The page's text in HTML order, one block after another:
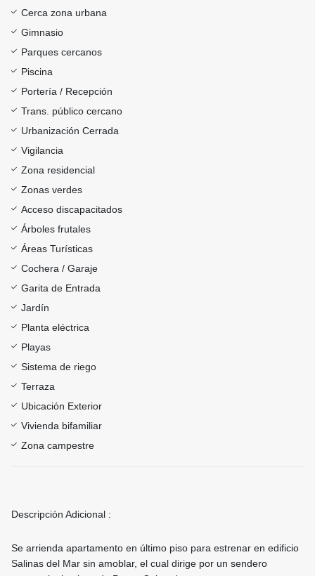
Cerca zona urbana
Gimnasio
Parques cercanos
Piscina
Portería / Recepción
Trans. público cercano
Urbanización Cerrada
Vigilancia
Zona residencial
Zonas verdes
Acceso discapacitados
Árboles frutales
Áreas Turísticas
Cochera / Garaje
Garita de Entrada
Jardín
Planta eléctrica
Playas
Sistema de riego
Terraza
Ubicación Exterior
Vivienda bifamiliar
Zona campestre
Descripción Adicional :
Se arrienda apartamento en último piso para estrenar en edificio
Salinas del Mar sin amoblar, el cual dirige por un sendero